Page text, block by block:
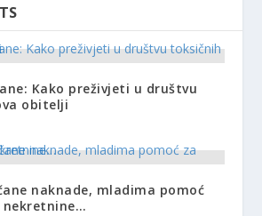
Kako preživjeti u društvu
obitelji
naknade, mladima pomoć
nekretnine…